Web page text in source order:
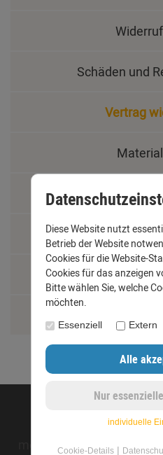
Schäden und
Vertrag
Montage und
©opyright 2020 -
ified eCommerce
Diese Website nutzt
Betrieb der Website
Cookies für die Website-
Cookies für das anzeigen
Bitte wählen Sie, welche
möchten.
Essenziell Extern
individuelle
Cookie-Details|